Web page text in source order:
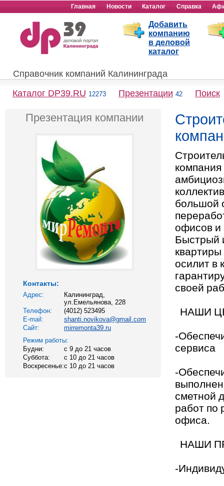
Главная Новости Каталог Справка
Добавить
компанию
в деловой
каталог
Справочник компаний Калининграда
Каталог DP39.RU 12273 Презентации 42 Поиск
Презентация компании
Контакты:
Адрес:
Калининград,
ул.Емельянова, 228
Телефон:
(4012) 523495
E-mail:
shanti.novikova@gmail.com
Сайт:
mirremonta39.ru
Режим работы:
Будни:
с 9 до 21 часов
Суббота:
с 10 до 21 часов
Воскресенье:с 10 до 21 часов
большой
офисов и
Быстрый
осилит в
своей
НАШИ
-
сервиса
-
сметной
работ по
офиса.
НАШИ
-